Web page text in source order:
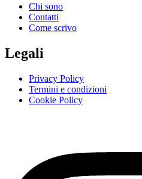
Chi sono
Contatti
Come scrivo
Legali
Privacy Policy
Termini e condizioni
Cookie Policy